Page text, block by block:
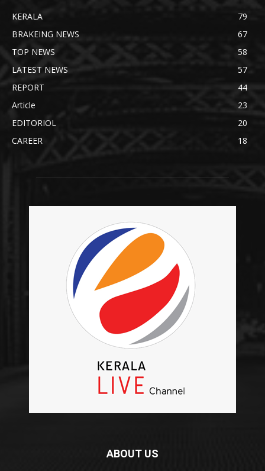
KERALA
79
BRAKEING NEWS
67
TOP NEWS
58
LATEST NEWS
57
REPORT
44
Article
23
EDITORIOL
20
CAREER
18
ABOUT US